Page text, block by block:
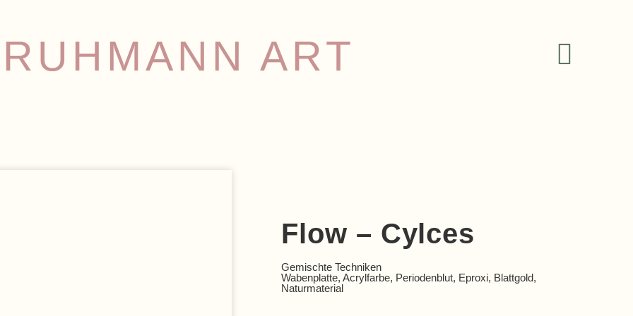
ART
Flow – Cylces
Gemischte Techniken
Wabenplatte, Acrylfarbe, Periodenblut, Eproxi, Blattgold,
Naturmaterial